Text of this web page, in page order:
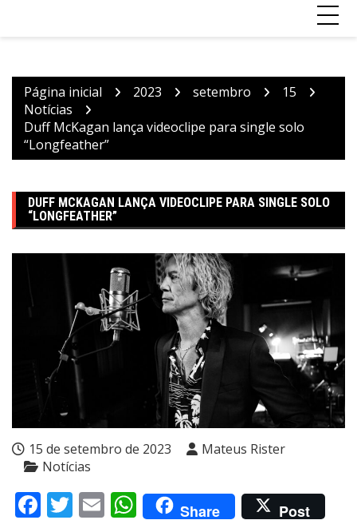
Página inicial 2023 setembro
15
Notícias
Duff McKagan lança videoclipe para single solo
“Longfeather”
DUFF MCKAGAN LANÇA VIDEOCLIPE PARA SINGLE SOLO
“LONGFEATHER”
15 de setembro de 2023
Mateus Rister
Notícias
Facebook
Twitter
EmailWhatsApp
Share Post